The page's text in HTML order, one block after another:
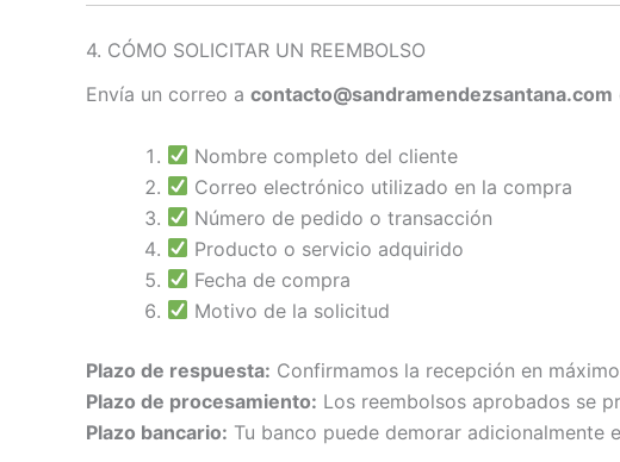
4. CÓMO SOLICITAR UN REEMBOLSO
Envía un correo a contacto@sandramendezsantana.com
Nombre completo del cliente
Correo electrónico utilizado en la compra
Número de pedido o transacción
Producto o servicio adquirido
Fecha de compra
Motivo de la solicitud
Plazo de respuesta: Confirmamos la recepción en máximo
Plazo de procesamiento: Los reembolsos aprobados se
Plazo bancario: Tu banco puede demorar adicionalmente